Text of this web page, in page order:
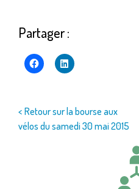
Partager :
Navigation
< Retour sur la bourse aux
vélos du samedi 30 mai 2015